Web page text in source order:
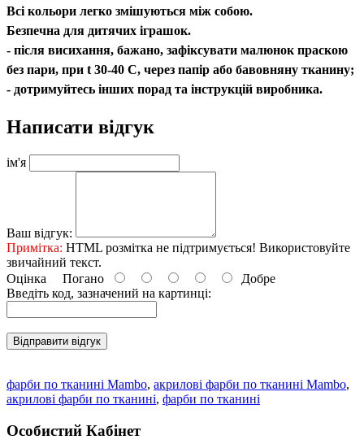
Всі кольори легко змішуються між собою.
Безпечна для дитячих іграшок.
- після висихання, бажано, зафіксувати малюнок праскою
без пари, при t 30-40 С, через папір або бавовняну тканину;
- дотримуйтесь інших порад та інструкцій виробника.
Написати відгук
ім'я
Ваш відгук:
Примітка: HTML розмітка не підтримується! Використовуйте
звичайний текст.
Оцінка Погано
Добре
Введіть код, зазначений на картинці:
Відправити відгук
фарби по тканині Mambo, акрилові фарби по тканині Mambo,
акрилові фарби по тканині, фарби по тканині
Особистий Кабінет